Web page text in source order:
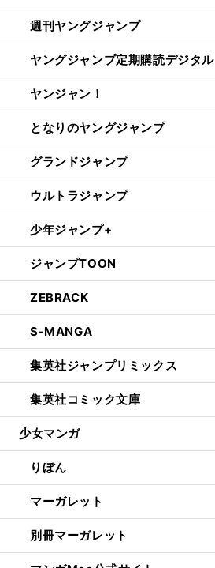
週刊ヤングジャンプ
ヤングジャンプ定期購読デジタル
ヤンジャン！
となりのヤングジャンプ
グランドジャンプ
ウルトラジャンプ
少年ジャンプ+
ジャンプTOON
ZEBRACK
S-MANGA
集英社ジャンプリミックス
集英社コミック文庫
少女マンガ
りぼん
マーガレット
別冊マーガレット